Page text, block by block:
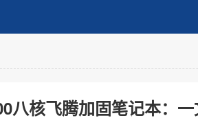
八核飞腾加固笔记本：